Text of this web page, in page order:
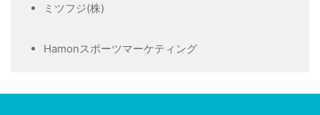
ミツフジ(株)
Hamonスポーツマーケティング